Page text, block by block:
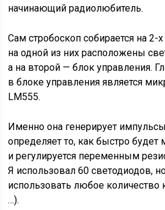
начинающий радиолюбитель.
Сам стробоскоп собирается на 2-
на одной из них расположены
а на второй — блок управления.
в блоке управления является
LM555.
Именно она генерирует
определяет то, как быстро будет
и регулируется переменным
Я использовал 60 светодиодов,
использовать любое количество
…).